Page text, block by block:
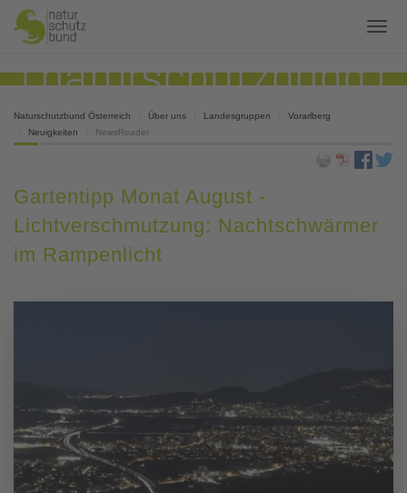
Naturschutzbund Österreich Über uns Landesgruppen
Vorarlberg
Neuigkeiten
NewsReader
Gartentipp Monat August -
Lichtverschmutzung: Nachtschwärmer
im Rampenlicht